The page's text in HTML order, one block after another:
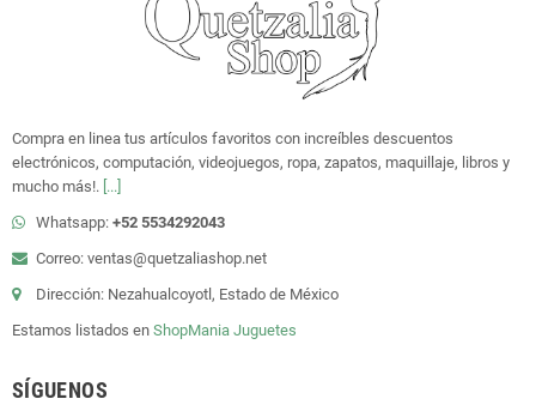
Compra en linea tus artículos favoritos con increíbles descuentos
electrónicos, computación, videojuegos, ropa, zapatos, maquillaje, libros y
mucho más!. [...]
Whatsapp: +52 5534292043
Correo: ventas@quetzaliashop.net
Dirección: Nezahualcoyotl, Estado de México
Estamos listados en ShopMania Juguetes
SÍGUENOS